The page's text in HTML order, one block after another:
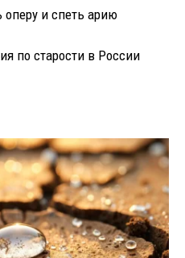
и спеть арию
по старости в России